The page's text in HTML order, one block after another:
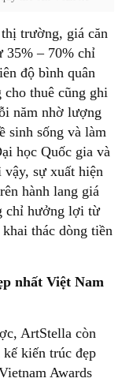
trường, giá căn
35% – 70% chỉ
độ bình quân
thuê cũng ghi
năm nhờ lượng
sinh sống và làm
học Quốc gia và
vậy, sự xuất hiện
hành lang giá
chỉ hưởng lợi từ
thác dòng tiền
nhất Việt Nam
ArtStella còn
kiến trúc đẹp
Awards